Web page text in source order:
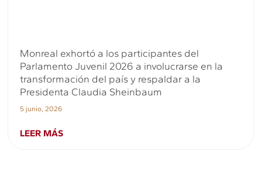
Monreal exhortó a los participantes del
Parlamento Juvenil 2026 a involucrarse en la
transformación del país y respaldar a la
Presidenta Claudia Sheinbaum
5 junio, 2026
LEER MÁS